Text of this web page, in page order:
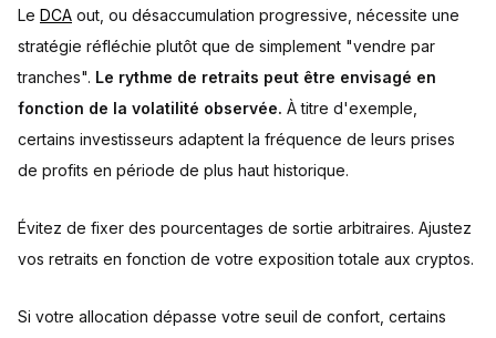
Le DCA out, ou désaccumulation progressive, nécessite une
stratégie réfléchie plutôt que de simplement "vendre par
tranches". Le rythme de retraits peut être envisagé en
fonction de la volatilité observée. À titre d'exemple,
certains investisseurs adaptent la fréquence de leurs prises
de profits en période de plus haut historique.
Évitez de fixer des pourcentages de sortie arbitraires. Ajustez
vos retraits en fonction de votre exposition totale aux cryptos.
Si votre allocation dépasse votre seuil de confort, certains